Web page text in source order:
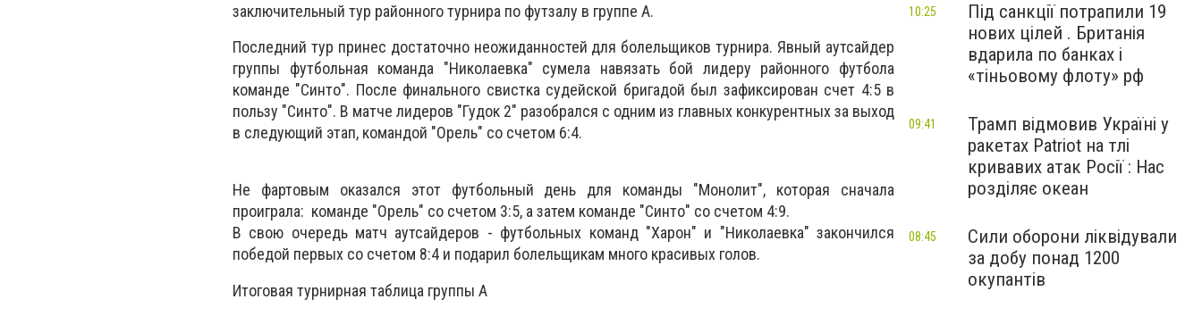
заключительный тур районного турнира по футзалу в группе А.
Последний тур принес достаточно неожиданностей для болельщиков турнира. Явный аутсайдер
группы футбольная команда "Николаевка" сумела навязать бой лидеру районного футбола
команде "Синто". После финального свистка судейской бригадой был зафиксирован счет 4:5 в
пользу "Синто". В матче лидеров "Гудок 2" разобрался с одним из главных конкурентных за выход
в следующий этап, командой "Орель" со счетом 6:4.
Не фартовым оказался этот футбольный день для команды "Монолит", которая сначала
проиграла: команде "Орель" со счетом 3:5, а затем команде "Синто" со счетом 4:9.
В свою очередь матч аутсайдеров - футбольных команд "Харон" и "Николаевка" закончился
победой первых со счетом 8:4 и подарил болельщикам много красивых голов.
Итоговая турнирная таблица группы А
Під санкції потрапили 19
нових цілей . Британія
вдарила по банках і
«тіньовому флоту» рф
10:25
Трамп відмовив Україні у
ракетах Patriot на тлі
кривавих атак Росії : Нас
розділяє океан
09:41
Сили оборони ліквідували
за добу понад 1200
окупантів
08:45